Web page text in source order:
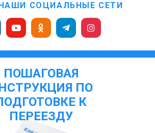
СОЦИАЛЬНЫЕ СЕТИ
ПОШАГОВАЯ
ПО
К
ПЕРЕЕЗДУ